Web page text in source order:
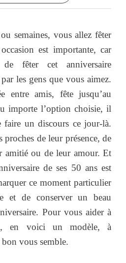
semaines, vous allez fêter
est importante, car
fêter cet anniversaire
les gens que vous aimez.
entre amis, fête jusqu’au
importe l’option choisie, il
un discours ce jour-là.
de leur présence, de
amitié ou de leur amour. Et
de ses 50 ans est
ce moment particulier
et de conserver un beau
Pour vous aider à
en voici un modèle, à
vous semble.